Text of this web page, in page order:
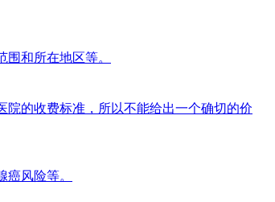
和所在地区等。
院的收费标准，所以不能给出一个确切的价
风险等。